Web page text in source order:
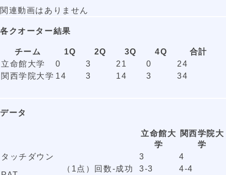
関連動画はありません
各クオーター結果
チーム 1Q 2Q 3Q 4Q
合計
立命館大学
0 3 21 0
24
関西学院大学 14 3 14 3 34
データ
立命館大
学
関西学院大
学
タッチダウン
3 4
（1点）回数-成功 3-3
4-4